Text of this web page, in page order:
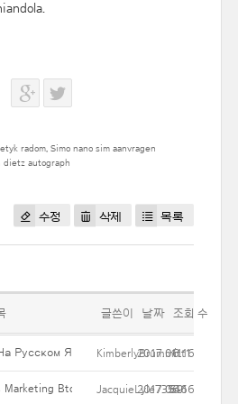
radom, Simo nano sim aanvragen
dietz autograph
수정 삭제 목록
글쓴이 날짜 조회 수
Русском Языке.KimberlyBrummitt1
2017.06.16
11
Marketing BtoB : Contacts Et Coordonnées
JacquieLyle73546
2017.06.16
69